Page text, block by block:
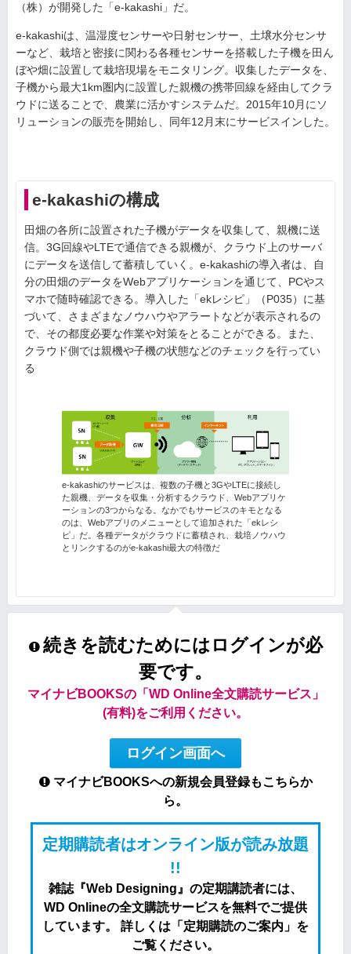
（株）が開発した「e-kakashi」だ。
e-kakashiは、温湿度センサーや日射センサー、土壌水分センサ
ーなど、栽培と密接に関わる各種センサーを搭載した子機を田ん
ぼや畑に設置して栽培現場をモニタリング。収集したデータを、
子機から最大1km圏内に設置した親機の携帯回線を経由してクラ
ウドに送ることで、農業に活かすシステムだ。2015年10月にソ
リューションの販売を開始し、同年12月末にサービスインした。
e-kakashiの構成
田畑の各所に設置された子機がデータを収集して、親機に送
信。3G回線やLTEで通信できる親機が、クラウド上のサーバ
にデータを送信して蓄積していく。e-kakashiの導入者は、自
分の田畑のデータをWebアプリケーションを通じて、PCやス
マホで随時確認できる。導入した「ekレシピ」（P035）に基
づいて、さまざまなノウハウやアラートなどが表示されるの
で、その都度必要な作業や対策をとることができる。また、
クラウド側では親機や子機の状態などのチェックを行ってい
る
e-kakashiのサービスは、複数の子機と3GやLTEに接続し
た親機、データを収集・分析するクラウド、Webアプリケ
ーションの3つからなる。なかでもサービスのキモとなる
のは、Webアプリのメニューとして追加された「ekレシ
ピ」だ。各種データがクラウドに蓄積され、栽培ノウハウ
とリンクするのがe-kakashi最大の特徴だ
続きを読むためにはログインが必
要です。
マイナビBOOKSの「WD Online全文購読サービス」
(有料)をご利用ください。
ログイン画面へ
マイナビBOOKSへの新規会員登録もこちらか
ら。
定期購読者はオンライン版が読み放題
!!
雑誌『Web Designing』の定期講読者には、
WD Onlineの全文購読サービスを無料でご提供
しています。 詳しくは「定期購読のご案内」を
ご覧ください。